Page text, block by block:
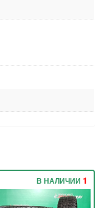
В НАЛИЧИИ 1